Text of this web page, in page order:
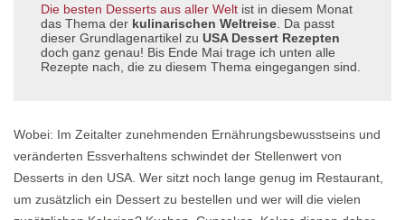
Die besten Desserts aus aller Welt ist in diesem Monat
das Thema der kulinarischen Weltreise . Da passt
dieser Grundlagenartikel zu USA Dessert Rezepten
doch ganz genau! Bis Ende Mai trage ich unten alle
Rezepte nach, die zu diesem Thema eingegangen sind.
Wobei: Im Zeitalter zunehmenden Ernährungsbewusstseins und
veränderten Essverhaltens schwindet der Stellenwert von
Desserts in den USA. Wer sitzt noch lange genug im Restaurant,
um zusätzlich ein Dessert zu bestellen und wer will die vielen